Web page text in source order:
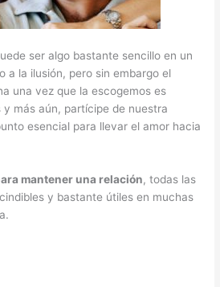
ser algo bastante sencillo en un
a la ilusión, pero sin embargo el
una vez que la escogemos es
más aún, partícipe de nuestra
esencial para llevar el amor hacia
mantener una relación, todas las
y bastante útiles en muchas